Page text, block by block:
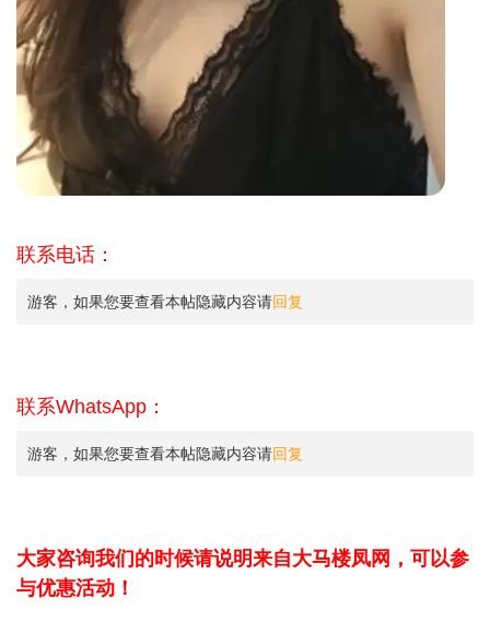
联系电话：
游客，如果您要查看本帖隐藏内容请回复
联系WhatsApp：
游客，如果您要查看本帖隐藏内容请回复
大家咨询我们的时候请说明来自大马楼凤网，可以参
与优惠活动！